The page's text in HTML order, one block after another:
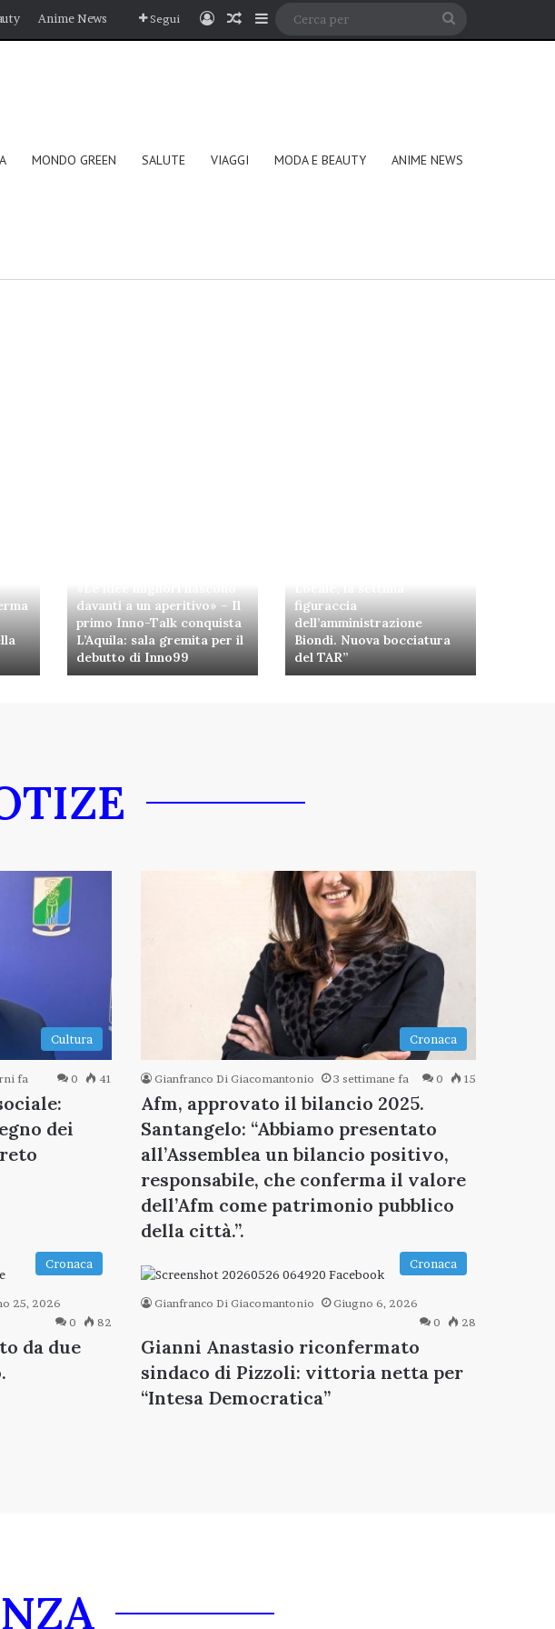
Anime News Segui AccediUn articolo a caso
Barra laterale
MONDO GREEN SALUTE VIAGGI MODA E BEAUTY ANIME NEWS
davanti a un aperitivo» – Il
primo Inno-Talk conquista
L’Aquila: sala gremita per il
debutto di Inno99
figuraccia
dell’amministrazione
Biondi. Nuova bocciatura
del TAR”
Cultura
fa 0 41
dei
Cronaca
Gianfranco Di Giacomantonio 3 settimane fa 0 15
Afm, approvato il bilancio 2025.
Santangelo: “Abbiamo presentato
all’Assemblea un bilancio positivo,
responsabile, che conferma il valore
dell’Afm come patrimonio pubblico
della città.”.
Cronaca
25, 2026
0
82
da due
Cronaca
Gianfranco Di Giacomantonio
Giugno 6, 2026
0
28
Gianni Anastasio riconfermato
sindaco di Pizzoli: vittoria netta per
“Intesa Democratica”